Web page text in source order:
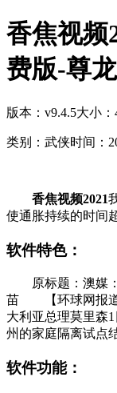
香焦视频
费版-尊
版本：v9.4.5大小：
类别：武侠时间：
香焦视频2021
使通胀持续的时间
软件特色：
原标题：澳媒
苗 【环球网报道】
大利亚总理莫里森1
州的家庭隔离试点结
软件功能：